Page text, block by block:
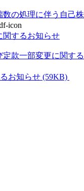
の処理に伴う自己株
関するお知らせ
款一部変更に関する
お知らせ (59KB)